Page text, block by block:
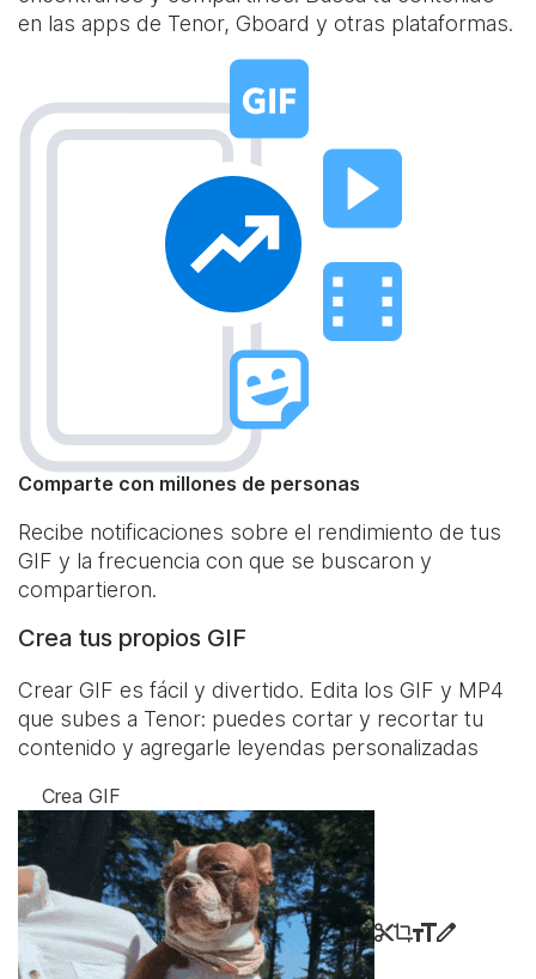
en las apps de Tenor, Gboard y otras plataformas.
Comparte con millones de personas
Recibe notificaciones sobre el rendimiento de tus
GIF y la frecuencia con que se buscaron y
compartieron.
Crea tus propios GIF
Crear GIF es fácil y divertido. Edita los GIF y MP4
que subes a Tenor: puedes cortar y recortar tu
contenido y agregarle leyendas personalizadas
Crea GIF